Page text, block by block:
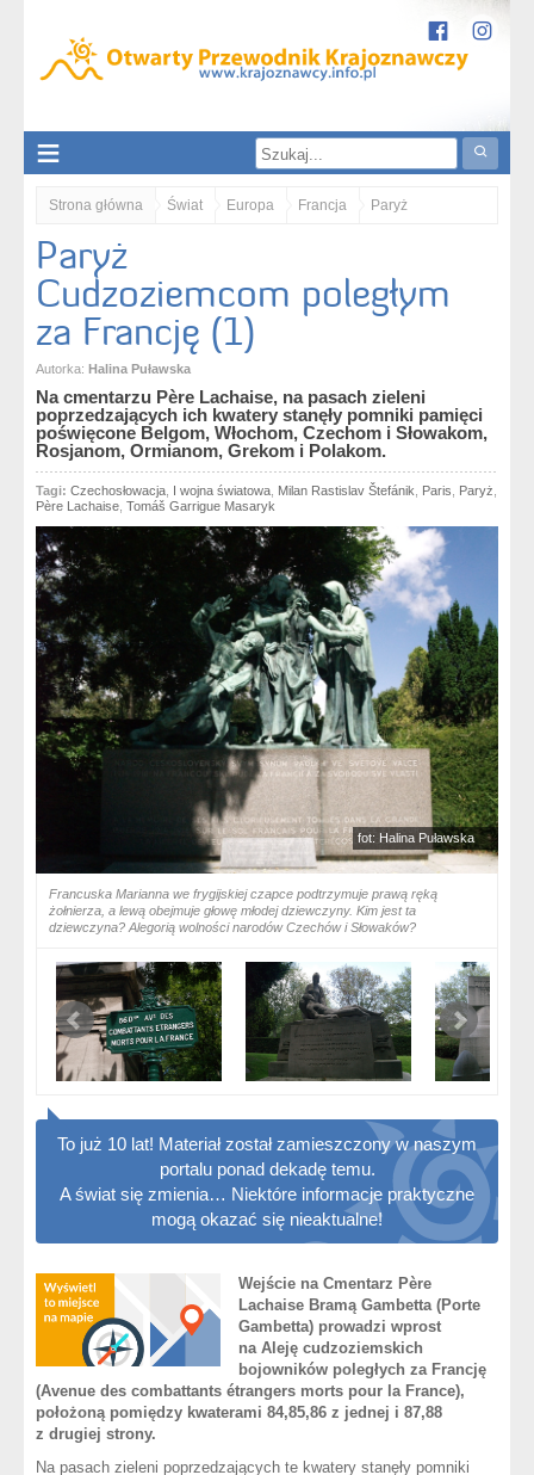
Strona główna Świat Europa Francja Paryż
Paryż. Cudzoziemcom poległym za Francję (1)
Paryż
Cudzoziemcom poległym
za Francję (1)
Autorka: Halina Puławska
Na cmentarzu Père Lachaise, na pasach zieleni
poprzedzających ich kwatery stanęły pomniki pamięci
poświęcone Belgom, Włochom, Czechom i Słowakom,
Rosjanom, Ormianom, Grekom i Polakom.
Tagi: Czechosłowacja I wojna światowa Milan Rastislav Štefánik Paris Paryż
Père Lachaise Tomáš Garrigue Masaryk
fot: Halina Puławska
Francuska Marianna we frygijskiej czapce podtrzymuje prawą ręką
żołnierza, a lewą obejmuje głowę młodej dziewczyny. Kim jest ta
dziewczyna? Alegorią wolności narodów Czechów i Słowaków?
To już 10 lat! Materiał został zamieszczony w naszym
portalu ponad dekadę temu.
A świat się zmienia… Niektóre informacje praktyczne
mogą okazać się nieaktualne!
Wejście na Cmentarz Père
Lachaise Bramą Gambetta (Porte
Gambetta) prowadzi wprost
na Aleję cudzoziemskich
bojowników poległych za Francję
(Avenue des combattants étrangers morts pour la France),
położoną pomiędzy kwaterami 84,85,86 z jednej i 87,88
z drugiej strony.
Na pasach zieleni poprzedzających te kwatery stanęły pomniki